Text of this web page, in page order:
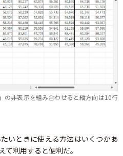
の非表示を組み合わせると縦方向は10行
いときに使える方法はいくつかあ
て利用すると便利だ。